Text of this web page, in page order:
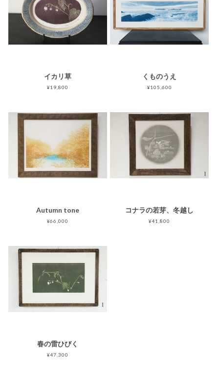
イカリ草
¥19,800
くものうえ
¥105,600
Autumn tone
¥66,000
コナラの若芽、冬越し
¥41,800
春の雷ひびく
¥47,300